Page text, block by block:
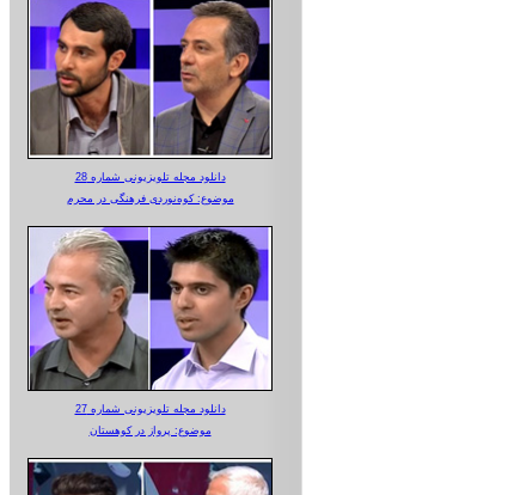
دانلود مجله تلویزیونی شماره 28
موضوع: کوه‌نوردی فرهنگی در محرم
دانلود مجله تلویزیونی شماره 27
موضوع: پرواز در کوهستان